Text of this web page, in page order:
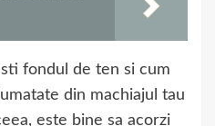
fondul de ten si cum
din machiajul tau
este bine sa acorzi